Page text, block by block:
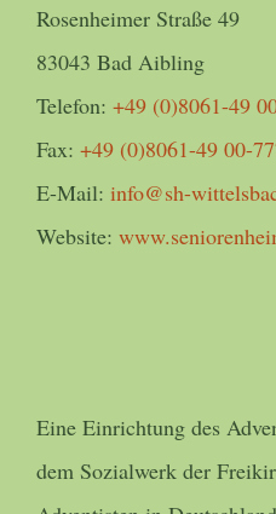
Rosenheimer Straße 49
83043 Bad Aibling
Telefon: +49 (0)8061-49
Fax: +49 (0)8061-49 00-
E-Mail: info@sh-
Website:
Eine Einrichtung des
dem Sozialwerk der